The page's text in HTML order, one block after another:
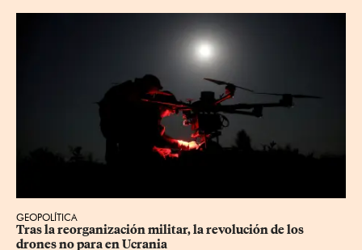
GEOPOLÍTICA
Tras la reorganización militar, la revolución de los
drones no para en Ucrania